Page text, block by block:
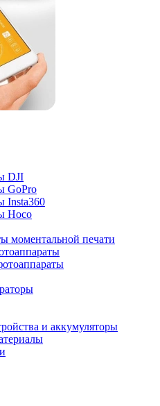
DJI
GoPro
Insta360
Hoco
моментальной печати
и аккумуляторы